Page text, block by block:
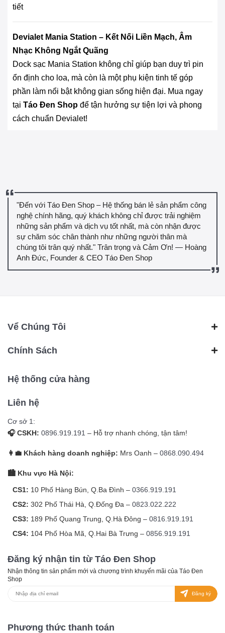
tiết
Devialet Mania Station – Kết Nối Liền Mạch, Âm
Nhạc Không Ngắt Quãng
Dock sạc Mania Station không chỉ giúp bạn duy trì pin
ổn định cho loa, mà còn là một phụ kiện tinh tế góp
phần làm nổi bật không gian sống hiện đại. Mua ngay
tại Táo Đen Shop để tận hưởng sự tiện lợi và phong
cách chuẩn Devialet!
"Đến với Táo Đen Shop – Hệ thống bán lẻ sản phẩm công
nghệ chính hãng, quý khách không chỉ được trải nghiệm
những sản phẩm và dịch vụ tốt nhất, mà còn nhận được
sự chăm sóc chân thành như những người thân mà
chúng tôi trân quý nhất." Trân trọng và Cảm Ơn! — Hoàng
Anh Đức, Founder & CEO Táo Đen Shop
Vể Chúng Tôi
Chính Sách
Hệ thống cửa hàng
Liên hệ
Cơ sở 1:
🎧 CSKH: 0896.919.191 – Hỗ trợ nhanh chóng, tận tâm!
👩‍💼 Khách hàng doanh nghiệp: Mrs Oanh – 0868.090.494
🏙️ Khu vực Hà Nội:
CS1: 10 Phố Hàng Bún, Q.Ba Đình – 0366.919.191
CS2: 302 Phố Thái Hà, Q.Đống Đa – 0823.022.222
CS3: 189 Phố Quang Trung, Q.Hà Đông – 0816.919.191
CS4: 104 Phố Hòa Mã, Q.Hai Bà Trưng – 0856.919.191
Đăng ký nhận tin từ Táo Đen Shop
Nhận thông tin sản phẩm mới và chương trình khuyến mãi của Táo Đen
Shop
Đăng ký
Phương thức thanh toán